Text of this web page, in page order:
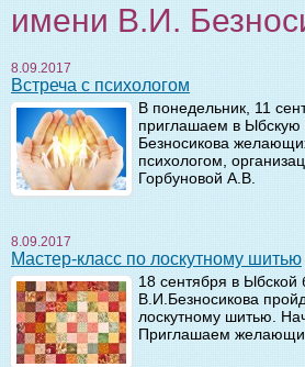
имени В.И.
8.09.2017
Встреча с психологом
В понедельник, 11
приглашаем в Ыбскую
Безносикова
психологом,
Горбуновой А.В.
8.09.2017
Мастер-класс по лоскутному шитью
18 сентября в Ыбской
В.И.Безносикова
лоскутному шитью.
Приглашаем